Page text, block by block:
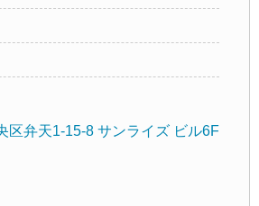
区弁天1-15-8 サンライズ ビル6F